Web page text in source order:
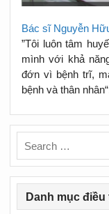
Bác sĩ Nguyễn
”Tôi luôn tâm
mình với khả
đớn vì bệnh trĩ,
bệnh và thân
Danh mục điều